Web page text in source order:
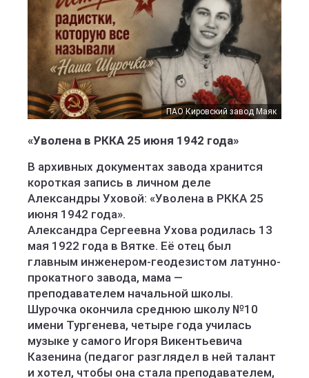
ПАО Кировский завод Маяк
«Уволена в РККА 25 июня 1942 года»
В архивных документах завода хранится
короткая запись в личном деле
Александры Уховой: «Уволена в РККА 25
июня 1942 года».
Александра Сергеевна Ухова родилась 13
мая 1922 года в Вятке. Её отец был
главным инженером-геодезистом латунно-
прокатного завода, мама —
преподавателем начальной школы.
Шурочка окончила среднюю школу №10
имени Тургенева, четыре года училась
музыке у самого Игоря Викентьевича
Казенина (педагог разглядел в ней талант
и хотел, чтобы она стала преподавателем,